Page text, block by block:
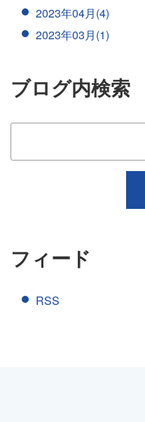
2023年04月(4)
2023年03月(1)
ブログ内検索
フィード
RSS